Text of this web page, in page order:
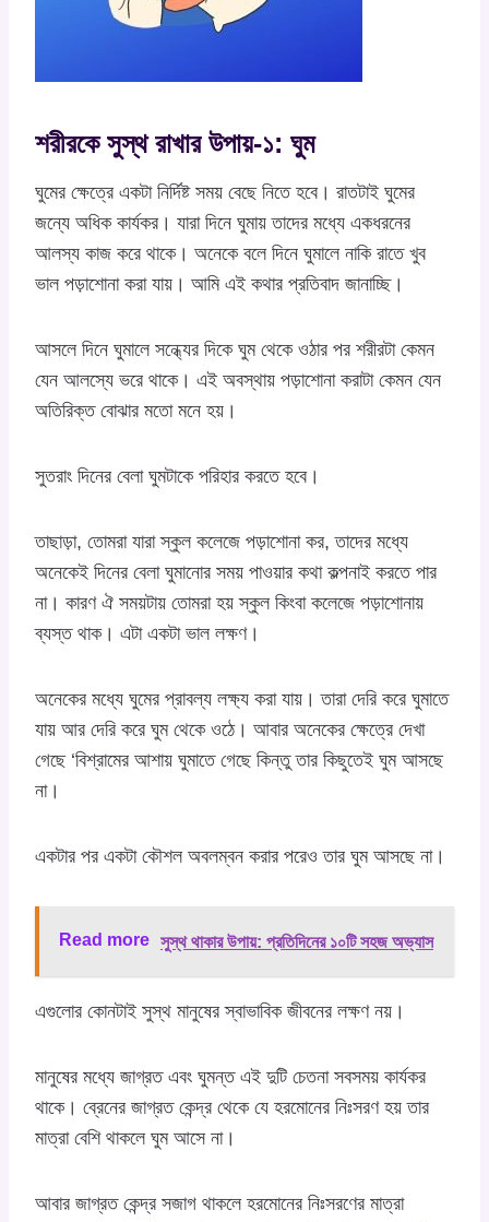
শরীরকে সুস্থ রাখার উপায়-১: ঘুম
ঘুমের ক্ষেত্রে একটা নির্দিষ্ট সময় বেছে নিতে হবে। রাতটাই ঘুমের
জন্যে অধিক কার্যকর। যারা দিনে ঘুমায় তাদের মধ্যে একধরনের
আলস্য কাজ করে থাকে। অনেকে বলে দিনে ঘুমালে নাকি রাতে খুব
ভাল পড়াশোনা করা যায়। আমি এই কথার প্রতিবাদ জানাচ্ছি।
আসলে দিনে ঘুমালে সন্ধ্যের দিকে ঘুম থেকে ওঠার পর শরীরটা কেমন
যেন আলস্যে ভরে থাকে। এই অবস্থায় পড়াশোনা করাটা কেমন যেন
অতিরিক্ত বোঝার মতো মনে হয়।
সুতরাং দিনের বেলা ঘুমটাকে পরিহার করতে হবে।
তাছাড়া, তোমরা যারা স্কুল কলেজে পড়াশোনা কর, তাদের মধ্যে
অনেকেই দিনের বেলা ঘুমানোর সময় পাওয়ার কথা কল্পনাই করতে পার
না। কারণ ঐ সময়টায় তোমরা হয় স্কুল কিংবা কলেজে পড়াশোনায়
ব্যস্ত থাক। এটা একটা ভাল লক্ষণ।
অনেকের মধ্যে ঘুমের প্রাবল্য লক্ষ্য করা যায়। তারা দেরি করে ঘুমাতে
যায় আর দেরি করে ঘুম থেকে ওঠে। আবার অনেকের ক্ষেত্রে দেখা
গেছে ‘বিশ্রামের আশায় ঘুমাতে গেছে কিন্তু তার কিছুতেই ঘুম আসছে
না।
একটার পর একটা কৌশল অবলম্বন করার পরেও তার ঘুম আসছে না।
Read more সুস্থ থাকার উপায়: প্রতিদিনের ১০টি সহজ অভ্যাস
এগুলোর কোনটাই সুস্থ মানুষের স্বাভাবিক জীবনের লক্ষণ নয়।
মানুষের মধ্যে জাগ্রত এবং ঘুমন্ত এই দুটি চেতনা সবসময় কার্যকর
থাকে। ব্রেনের জাগ্রত কেন্দ্র থেকে যে হরমোনের নিঃসরণ হয় তার
মাত্রা বেশি থাকলে ঘুম আসে না।
আবার জাগ্রত কেন্দ্র সজাগ থাকলে হরমোনের নিঃসরণের মাত্রা